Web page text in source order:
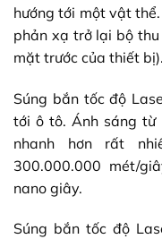
hướng tới một vật
phản xạ trở lại bộ
mặt trước của thiết bị).
Súng bắn tốc độ
tới ô tô. Ánh sáng từ
nhanh hơn rất
300.000.000 mét/
nano giây.
Súng bắn tốc độ